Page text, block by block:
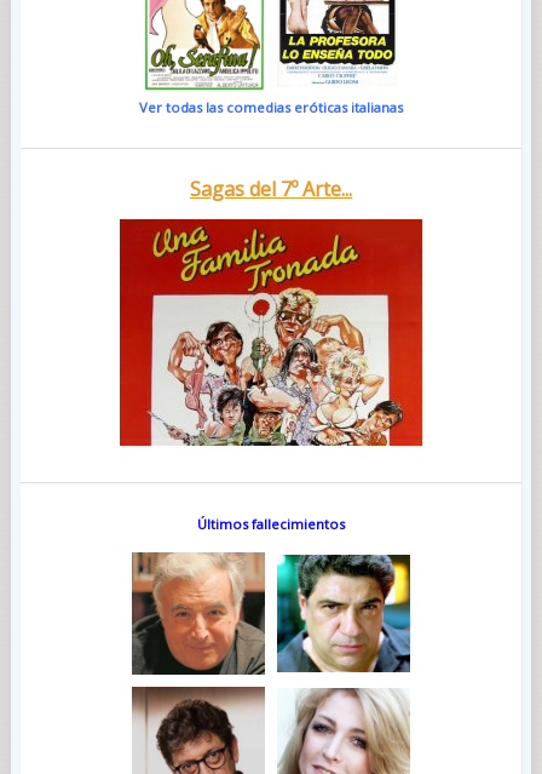
Ver todas las comedias eróticas italianas
Sagas del 7º Arte...
Últimos fallecimientos